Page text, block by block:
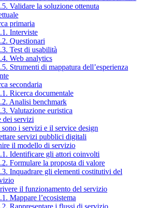
Validare la soluzione ottenuta
primaria
Interviste
Questionari
Test di usabilità
Web analytics
Strumenti di mappatura dell’esperienza
secondaria
Ricerca documentale
Analisi benchmark
Valutazione euristica
dei servizi
sono i servizi e il service design
servizi pubblici digitali
il modello di servizio
Identificare gli attori coinvolti
Formulare la proposta di valore
Inquadrare gli elementi costitutivi del
il funzionamento del servizio
Mappare l’ecosistema
Rappresentare i flussi di servizio